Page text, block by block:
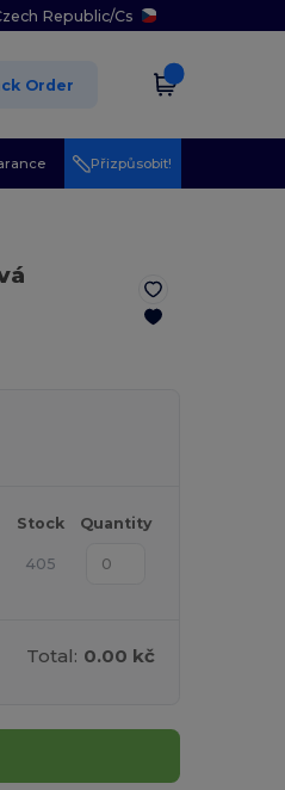
Republic/Cs
Order
Přizpůsobit!
Stock Quantity
405
Total: 0.00 kč